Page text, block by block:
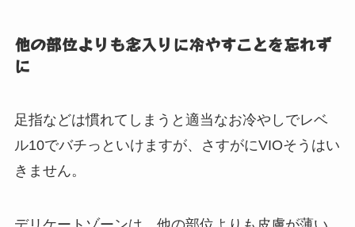
他の部位よりも念入りに冷やすことを忘れず
に
足指などは慣れてしまうと適当なお冷やしでレベ
ル10でバチっといけますが、さすがにVIOそうはい
きません。